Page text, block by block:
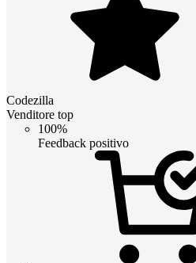
Codezilla
Venditore top
100%
Feedback positivo